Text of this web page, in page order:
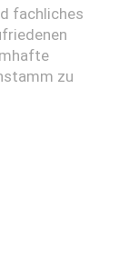
fachliches
zu